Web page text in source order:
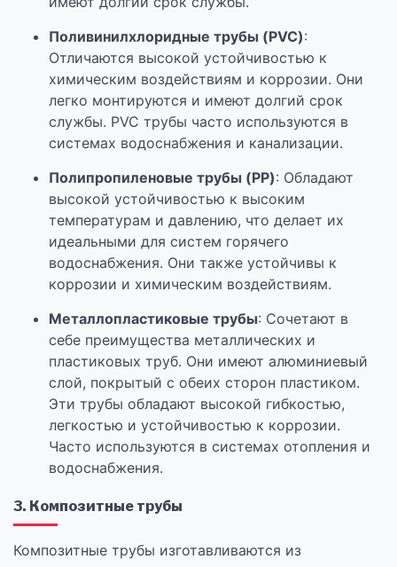
Поливинилхлоридные трубы (PVC):
Отличаются высокой устойчивостью к
химическим воздействиям и коррозии. Они
легко монтируются и имеют долгий срок
службы. PVC трубы часто используются в
системах водоснабжения и канализации.
Полипропиленовые трубы (PP): Обладают
высокой устойчивостью к высоким
температурам и давлению, что делает их
идеальными для систем горячего
водоснабжения. Они также устойчивы к
коррозии и химическим воздействиям.
Металлопластиковые трубы: Сочетают в
себе преимущества металлических и
пластиковых труб. Они имеют алюминиевый
слой, покрытый с обеих сторон пластиком.
Эти трубы обладают высокой гибкостью,
легкостью и устойчивостью к коррозии.
Часто используются в системах отопления и
водоснабжения.
3. Композитные трубы
Композитные трубы изготавливаются из